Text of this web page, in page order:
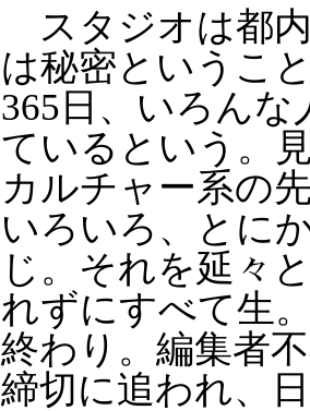
スタジオは都
は秘密というこ
365日、いろん
ているという。
カルチャー系の
いろいろ、とに
じ。それを延々
れずにすべて生
終わり。編集者
締切に追われ、